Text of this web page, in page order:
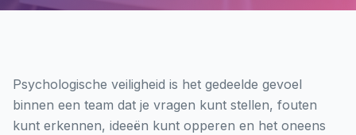
Psychologische veiligheid is het gedeelde gevoel
binnen een team dat je vragen kunt stellen, fouten
kunt erkennen, ideeën kunt opperen en het oneens